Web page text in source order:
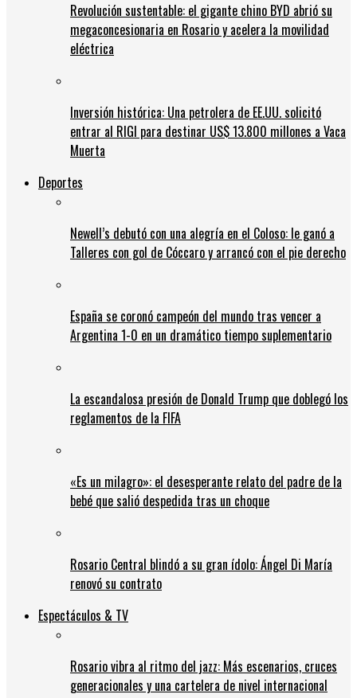
Revolución sustentable: el gigante chino BYD abrió su
megaconcesionaria en Rosario y acelera la movilidad
eléctrica
Inversión histórica: Una petrolera de EE.UU. solicitó
entrar al RIGI para destinar US$ 13.800 millones a Vaca
Muerta
Deportes
Newell’s debutó con una alegría en el Coloso: le ganó a
Talleres con gol de Cóccaro y arrancó con el pie derecho
España se coronó campeón del mundo tras vencer a
Argentina 1-0 en un dramático tiempo suplementario
La escandalosa presión de Donald Trump que doblegó los
reglamentos de la FIFA
«Es un milagro»: el desesperante relato del padre de la
bebé que salió despedida tras un choque
Rosario Central blindó a su gran ídolo: Ángel Di María
renovó su contrato
Espectáculos & TV
Rosario vibra al ritmo del jazz: Más escenarios, cruces
generacionales y una cartelera de nivel internacional